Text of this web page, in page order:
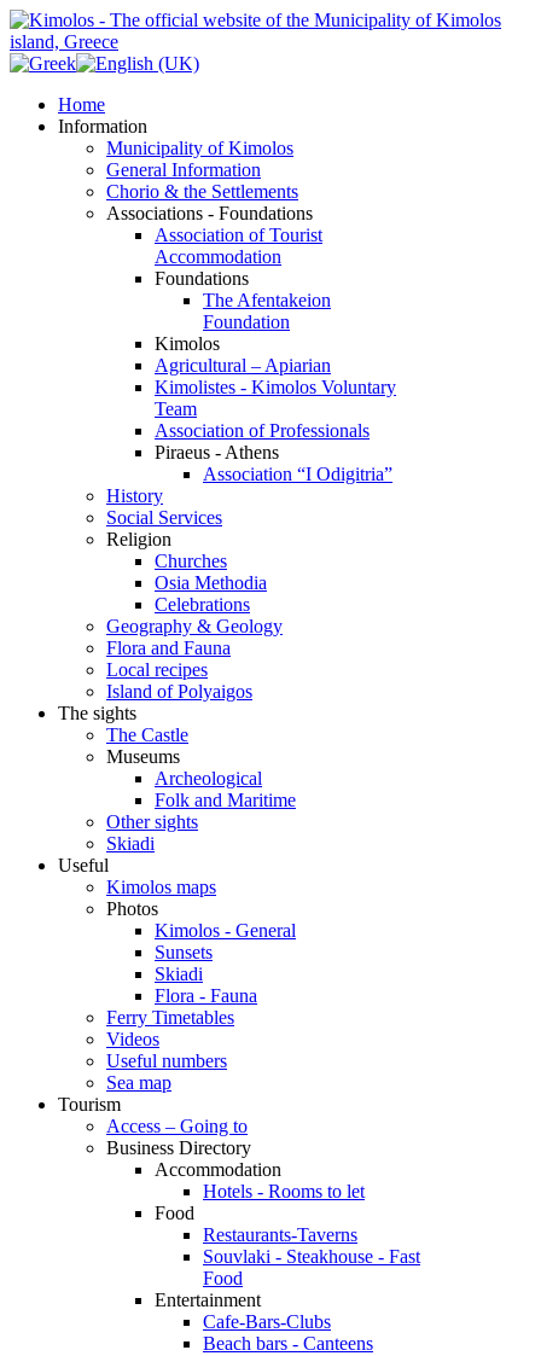
Home
Information
Municipality of Kimolos
General Information
Chorio & the Settlements
Associations - Foundations
Association of Tourist
Accommodation
Foundations
The Afentakeion
Foundation
Kimolos
Agricultural – Apiarian
Kimolistes - Kimolos Voluntary
Team
Association of Professionals
Piraeus - Athens
Association “I Odigitria”
History
Social Services
Religion
Churches
Osia Methodia
Celebrations
Geography & Geology
Flora and Fauna
Local recipes
Island of Polyaigos
The sights
The Castle
Museums
Archeological
Folk and Maritime
Other sights
Skiadi
Useful
Kimolos maps
Photos
Kimolos - General
Sunsets
Skiadi
Flora - Fauna
Ferry Timetables
Videos
Useful numbers
Sea map
Tourism
Access – Going to
Business Directory
Accommodation
Hotels - Rooms to let
Food
Restaurants-Taverns
Souvlaki - Steakhouse - Fast
Food
Entertainment
Cafe-Bars-Clubs
Beach bars - Canteens